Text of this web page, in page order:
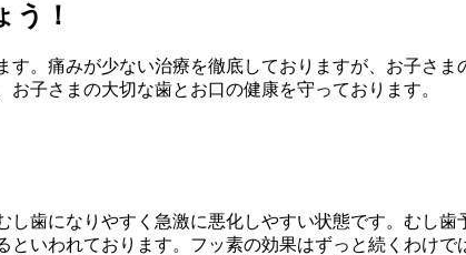
う！
。痛みが少ない治療を徹底しておりますが、お子さ
子さまの大切な歯とお口の健康を守っております。
歯になりやすく急激に悪化しやすい状態です。むし歯
いわれております。フッ素の効果はずっと続くわけで